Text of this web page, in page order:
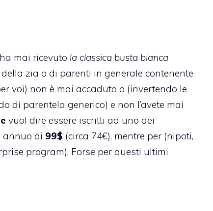
mai ricevuto la classica busta bianca
zia o di parenti in generale contenente
voi) non è mai accaduto o (invertendo le
di parentela generico) e non l’avete mai
vuol dire essere iscritti ad uno dei
annuo di 99$ (circa 74€), mentre per (nipoti,
program). Forse per questi ultimi